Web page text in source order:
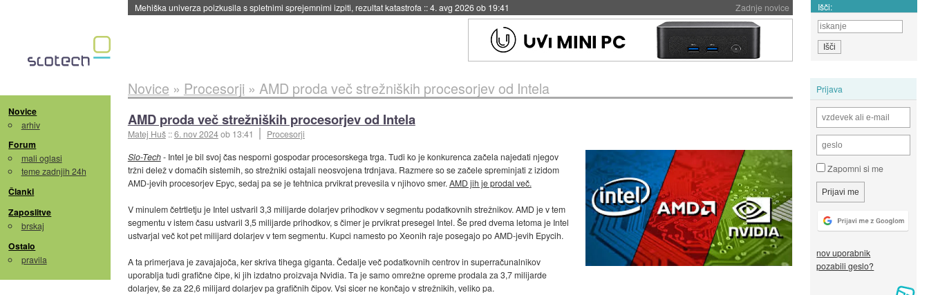
Zadnje novice
Evropska vesoljska agencija razvija svojo raketo za večkratno uporabo::4. avg 2026 ob 19:41 Išči:
Novice
arhiv
Forum
mali oglasi
teme zadnjih 24h
Članki
Zaposlitve
brskaj
Ostalo
pravila
Prijava
Zapomni si me
nov uporabnik
pozabili geslo?
Novice » Procesorji » AMD proda več strežniških procesorjev od Intela
AMD proda več strežniških procesorjev od Intela
Matej Huš ::6. nov 2024ob 13:41
Procesorji
Slo-Tech- Intel je bil svoj čas nesporni gospodar procesorskega trga. Tudi ko je konkurenca začela najedati njegov
tržni delež v domačih sistemih, so strežniki ostajali neosvojena trdnjava. Razmere so se začele spreminjati z izidom
AMD-jevih procesorjev Epyc, sedaj pa se je tehtnica prvikrat prevesila v njihovo smer. AMD jih je prodal več.
V minulem četrtletju je Intel ustvaril 3,3 milijarde dolarjev prihodkov v segmentu podatkovnih strežnikov. AMD je v tem
segmentu v istem času ustvaril 3,5 milijarde prihodkov, s čimer je prvikrat presegel Intel. Še pred dvema letoma je Intel
ustvarjal več kot pet milijard dolarjev v tem segmentu. Kupci namesto po Xeonih raje posegajo po AMD-jevih Epycih.
A ta primerjava je zavajajoča, ker skriva tihega giganta. Čedalje več podatkovnih centrov in superračunalnikov
uporablja tudi grafične čipe, ki jih izdatno proizvaja Nvidia. Ta je samo omrežne opreme prodala za 3,7 milijarde
dolarjev, še za 22,6 milijard dolarjev pa grafičnih čipov. Vsi sicer ne končajo v strežnikih, veliko pa.